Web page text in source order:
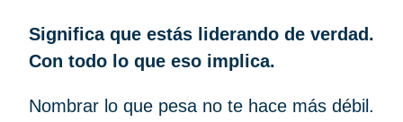
Significa que estás liderando de verdad.
Con todo lo que eso implica.
Nombrar lo que pesa no te hace más débil.